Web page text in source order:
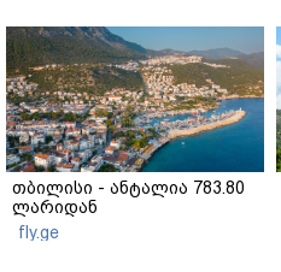
თბილისი - ანტალია 783.80
ლარიდან
fly.ge